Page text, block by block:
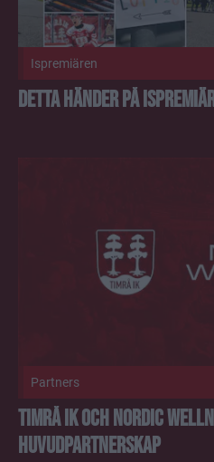
Ispremiären
Detta händer på
Partners
Timrå IK och Nordic
huvudpartnerskap